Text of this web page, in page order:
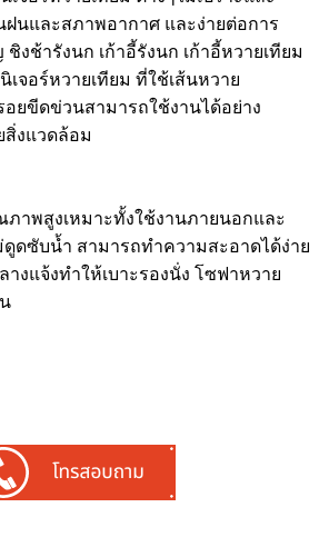
นและสภาพอากาศ และง่ายต่อการ
งช้ารังนก เก้าอี้รังนก เก้าอี้หวายเทียม
เจอร์หวายเทียม ที่ใช้เส้นหวาย
รอยขีดข่วนสามารถใช้งานได้อย่าง
สิ่งแวดล้อม
ภาพสูงเหมาะทั้งใช้งานภายนอกและ
ดซับน้ำ สามารถทำความสะอาดได้ง่าย
งแจ้งทำให้เบาะรองนั่ง โซฟาหวาย